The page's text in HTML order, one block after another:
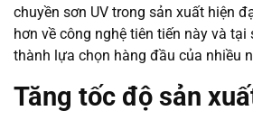
chuyền sơn UV trong sản xuất hiện
hơn về công nghệ tiên tiến này và
thành lựa chọn hàng đầu của nhiều
Tăng tốc độ sản